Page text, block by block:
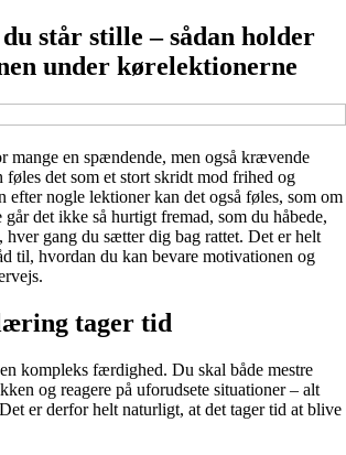
står stille – sådan holder
under kørelektionerne
mange en spændende, men også krævende
føles det som et stort skridt mod frihed og
efter nogle lektioner kan det også føles, som om
det ikke så hurtigt fremad, som du håbede,
hver gang du sætter dig bag rattet. Det er helt
til, hvordan du kan bevare motivationen og
tager tid
kompleks færdighed. Du skal både mestre
og reagere på uforudsete situationer – alt
er derfor helt naturligt, at det tager tid at blive